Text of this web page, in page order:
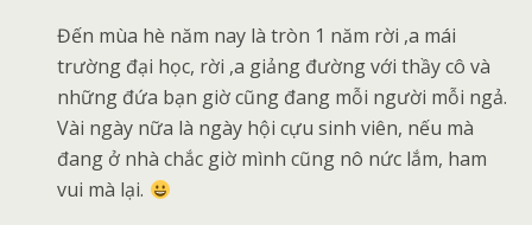
Đến mùa hè năm nay là tròn 1 năm rời ,a mái
trường đại học, rời ,a giảng đường với thầy cô và
những đứa bạn giờ cũng đang mỗi người mỗi ngả.
Vài ngày nữa là ngày hội cựu sinh viên, nếu mà
đang ở nhà chắc giờ mình cũng nô nức lắm, ham
vui mà lại.